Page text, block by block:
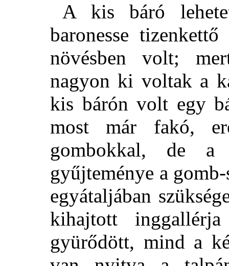
A kis báró
baronesse
növésben volt;
nagyon ki voltak a
kis bárón volt egy
most már fakó,
gombokkal, de a
gyűjteménye a
egyátaljában
kihajtott
gyürődött, mind a